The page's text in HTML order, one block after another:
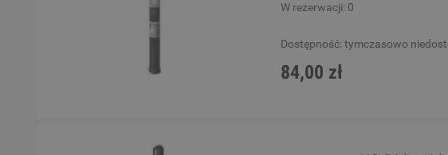
W rezerwacji: 0
Dostępność: tymczasowo
84,00 zł